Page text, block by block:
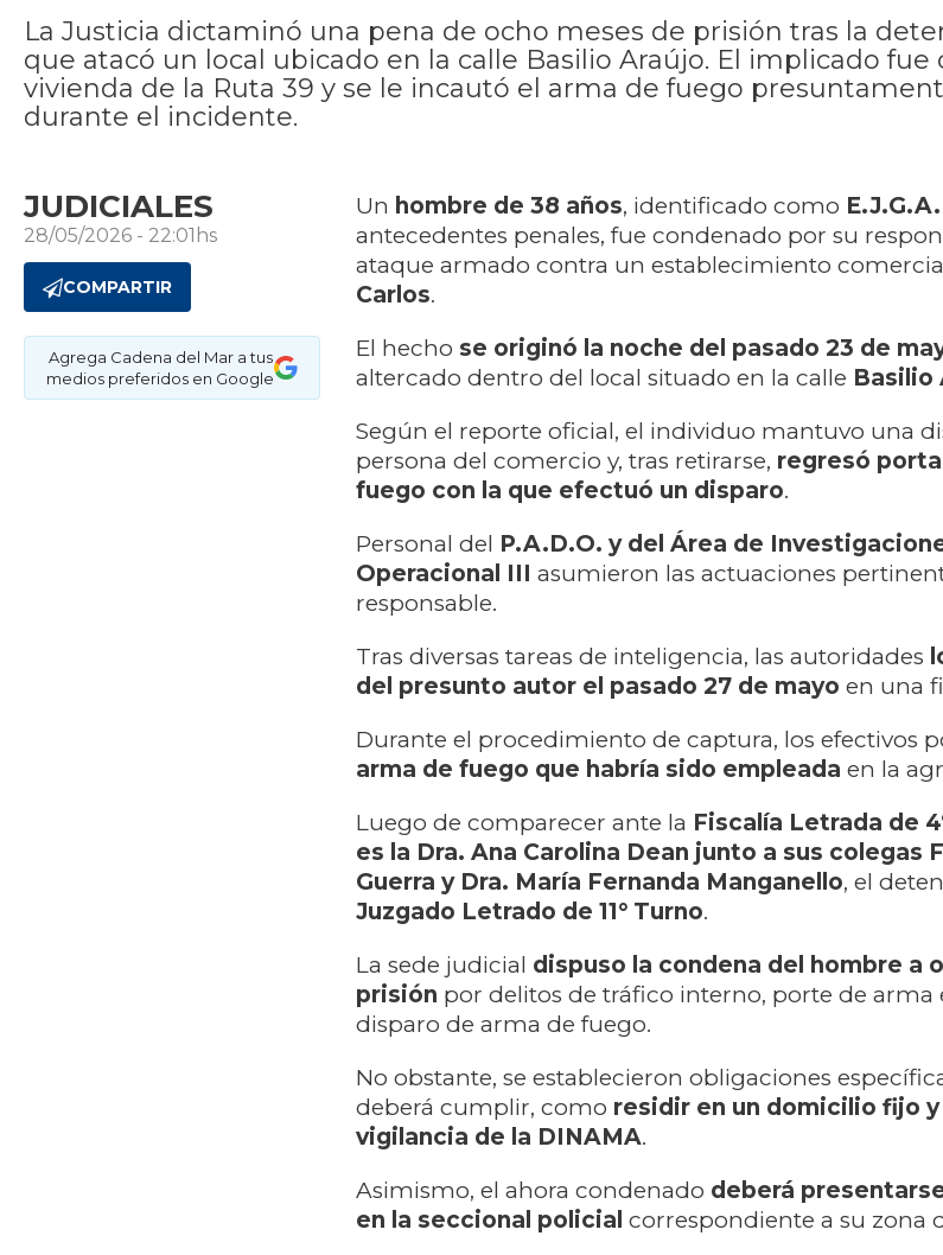
La Justicia dictaminó una pena de ocho meses de prisión tras la
que atacó un local ubicado en la calle Basilio Araújo. El implicado fue
vivienda de la Ruta 39 y se le incautó el arma de fuego
durante el incidente.
JUDICIALES
28/05/2026 - 22:01hs
COMPARTIR
Agrega Cadena del Mar a tus
medios preferidos en Google
Un hombre de 38 años, identificado como E.J.G.A.
antecedentes penales, fue condenado por su
ataque armado contra un establecimiento
Carlos.
El hecho se originó la noche del pasado 23 de
altercado dentro del local situado en la calle Basilio
Según el reporte oficial, el individuo mantuvo una
persona del comercio y, tras retirarse, regresó
fuego con la que efectuó un disparo.
Personal del P.A.D.O. y del Área de
Operacional III asumieron las actuaciones
responsable.
Tras diversas tareas de inteligencia, las autoridades
del presunto autor el pasado 27 de mayo en una
Durante el procedimiento de captura, los efectivos
arma de fuego que habría sido empleada en la
Luego de comparecer ante la Fiscalía Letrada de
es la Dra. Ana Carolina Dean junto a sus colegas
Guerra y Dra. María Fernanda Manganello, el
Juzgado Letrado de 11° Turno.
La sede judicial dispuso la condena del hombre a
prisión por delitos de tráfico interno, porte de arma
disparo de arma de fuego.
No obstante, se establecieron obligaciones
deberá cumplir, como residir en un domicilio fijo
vigilancia de la DINAMA.
Asimismo, el ahora condenado deberá
en la seccional policial correspondiente a su zona